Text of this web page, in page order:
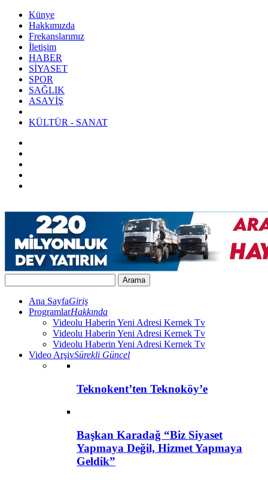
Künye
Hakkımızda
Frekanslarımız
İletişim
HABER
SİYASET
SPOR
SAĞLIK
ASAYİŞ
KÜLTÜR - SANAT
Ana SayfaGiriş
ProgramlarHakkında
Videolu Haberin Yeni Adresi Kernek Tv
Videolu Haberin Yeni Adresi Kernek Tv
Videolu Haberin Yeni Adresi Kernek Tv
Video ArşivSürekli Güncel
Teknokent’ten Teknoköy’e
Başkan Karadağ “Biz Siyaset
Yapmaya Değil, Hizmet Yapmaya
Geldik”